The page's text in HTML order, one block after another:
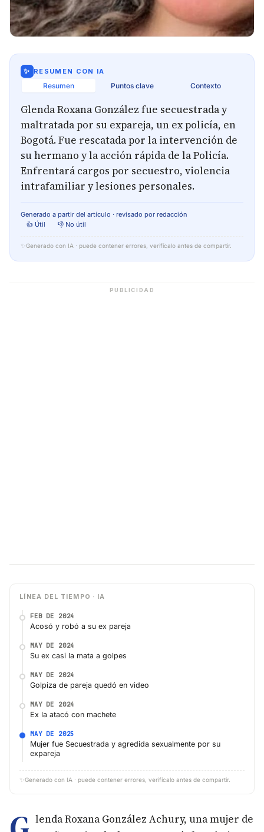
✨ RESUMEN CON IA
Resumen Puntos clave Contexto
Glenda Roxana González fue secuestrada y
maltratada por su expareja, un ex policía, en
Bogotá. Fue rescatada por la intervención de
su hermano y la acción rápida de la Policía.
Enfrentará cargos por secuestro, violencia
intrafamiliar y lesiones personales.
Generado a partir del artículo · revisado por redacción
👍 Útil
👎 No útil
✨ Generado con IA · puede contener errores, verifícalo antes de compartir.
PUBLICIDAD
LÍNEA DEL TIEMPO · IA
FEB DE 2024
Acosó y robó a su ex pareja
MAY DE 2024
Su ex casi la mata a golpes
MAY DE 2024
Golpiza de pareja quedó en video
MAY DE 2024
Ex la atacó con machete
MAY DE 2025
Mujer fue Secuestrada y agredida sexualmente por su
expareja
✨ Generado con IA · puede contener errores, verifícalo antes de compartir.
lenda Roxana González Achury, una mujer de